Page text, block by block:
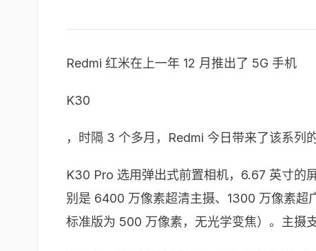
Redmi 红米在上一年 12 月推出了 5G 手机
K30
，时隔 3 个多月，Redmi 今日带来了该系列
K30 Pro 选用弹出式前置相机，6.67 英寸的
别是 6400 万像素超清主摄、1300 万像素超
标准版为 500 万像素，无光学变焦）。主摄